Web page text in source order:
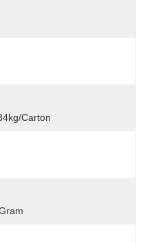
Carton